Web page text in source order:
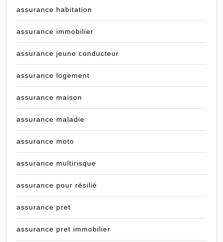
assurance habitation
assurance immobilier
assurance jeune conducteur
assurance logement
assurance maison
assurance maladie
assurance moto
assurance multirisque
assurance pour résilié
assurance pret
assurance pret immobilier